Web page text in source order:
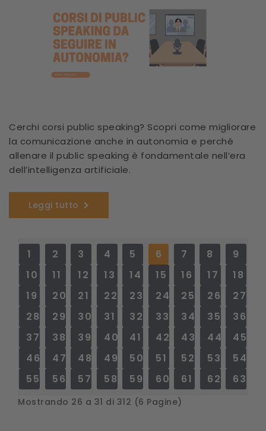
Cerchi corsi public speaking? Scopri come migliorare
la comunicazione anche in autonomia e perché
allenare il public speaking è fondamentale nell’era
dell’intelligenza artificiale.
Leggi tutto
1 2 3 4 5 6 7 8
9
10
11 12 13 14 15 16 17
18
19
20 21 22 23 24 25 26
27
28
29 30 31 32 33 34 35
36
37
38 39 40 41 42 43 44
45
46
47 48 49 50 51 52 53
54
55
56 57 58 59 60 61 62 63
Mostrando 26 a 31 di 312 (6 Pagine)